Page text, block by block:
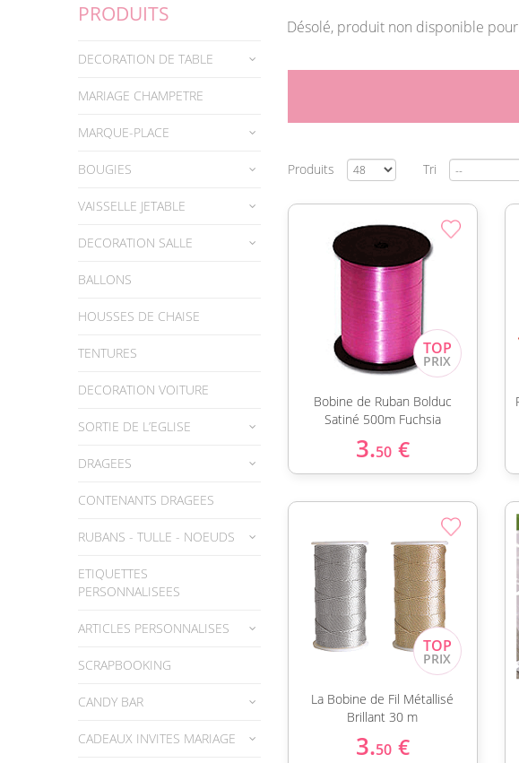
PRODUITS
DECORATION DE TABLE
MARIAGE CHAMPETRE
MARQUE-PLACE
BOUGIES
VAISSELLE JETABLE
DECORATION SALLE
BALLONS
HOUSSES DE CHAISE
TENTURES
DECORATION VOITURE
SORTIE DE L’EGLISE
DRAGEES
CONTENANTS DRAGEES
RUBANS - TULLE - NOEUDS
ETIQUETTES
PERSONNALISEES
ARTICLES PERSONNALISES
SCRAPBOOKING
CANDY BAR
CADEAUX INVITES MARIAGE
Désolé, produit non disponible
Produits Tri
Bobine de Ruban Bolduc
Satiné 500m Fuchsia
3.50 €
La Bobine de Fil Métallisé
Brillant 30 m
3.50 €